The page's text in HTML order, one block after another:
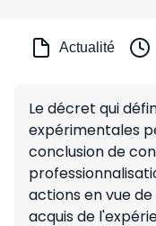
Actualité
Le décret qui
expérimentales
conclusion de
actions en vue
acquis de